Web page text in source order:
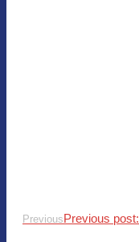
PreviousPrevious post: